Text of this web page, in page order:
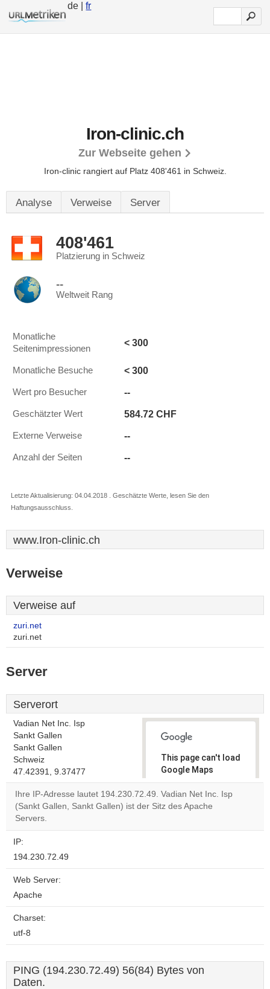
de |fr
Iron-clinic.ch
Zur Webseite gehen
Iron-clinic rangiert auf Platz 408'461 in Schweiz.
Analyse Verweise Server
408'461
Platzierung in Schweiz
--
Weltweit Rang
Monatliche
Seitenimpressionen
< 300
Monatliche Besuche < 300
Wert pro Besucher --
Geschätzter Wert 584.72 CHF
Externe Verweise --
Anzahl der Seiten --
Letzte Aktualisierung: 04.04.2018 . Geschätzte Werte, lesen Sie den
Haftungsausschluss.
www.Iron-clinic.ch
Verweise
Verweise auf
zuri.net
zuri.net
Server
Serverort
Vadian Net Inc. Isp
Sankt Gallen
Sankt Gallen
Schweiz
47.42391, 9.37477
This page can't load
Google Maps
correctly.
Do you
Ihre IP-Adresse lautet 194.230.72.49. Vadian Net Inc. Isp
(Sankt Gallen, Sankt Gallen) ist der Sitz des Apache
Servers.
IP:
194.230.72.49
Web Server:
Apache
Charset:
utf-8
PING (194.230.72.49) 56(84) Bytes von
Daten.